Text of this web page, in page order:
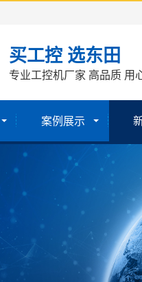
买工控 选东田
专业工控机厂家 高品质 用
案例展示